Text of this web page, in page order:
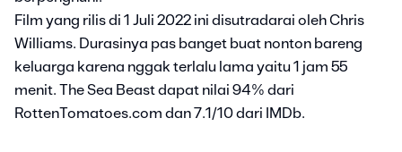
Film yang rilis di 1 Juli 2022 ini disutradarai oleh Chris
Williams. Durasinya pas banget buat nonton bareng
keluarga karena nggak terlalu lama yaitu 1 jam 55
menit. The Sea Beast dapat nilai 94% dari
RottenTomatoes.com dan 7.1/10 dari IMDb.